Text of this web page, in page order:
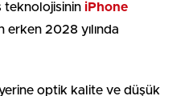
teknolojisinin iPhone
2028 yılında
optik kalite ve düşük